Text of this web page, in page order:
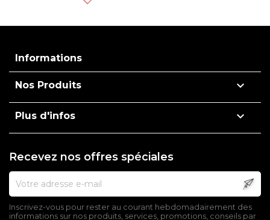
Informations
Nos Produits 
Plus d'infos 
Recevez nos offres spéciales
Inscrivez-vous pour rester au courant hebdomadairement des
informations sur nos produits, services, promotions, conseils par